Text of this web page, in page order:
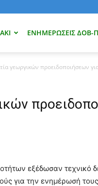
ΕΝΗΜΕΡΏΣΕΙΣ ΔΟΒ-
γεωργικών προειδοποιήσεων
εξέδωσαν τεχνικό
για την ενημέρωσή